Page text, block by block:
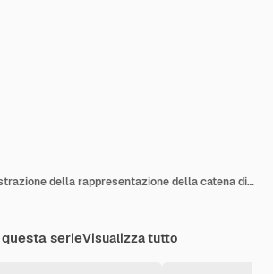
Vista dell'illustrazione della rappresentazione della catena di fornitura 3d
serieVisualizza tutto